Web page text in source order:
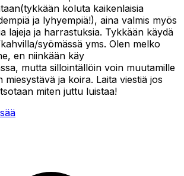
koluta kaikenlaisia
ja lyhyempiä!), aina valmis myös
lajeja ja harrastuksia. Tykkään käydä
syömässä yms. Olen melko
en niinkään käy
mutta sillointällöin voin muutamille
miesystävä ja koira. Laita viestiä jos
miten juttu luistaa!